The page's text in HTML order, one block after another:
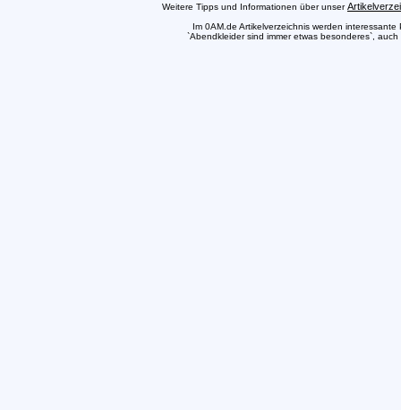
Weitere Tipps und Informationen über unser
Im 0AM.de Artikelverzeichnis werden
`Abendkleider sind immer etwas besonderes`,